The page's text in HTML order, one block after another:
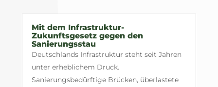
Mit dem Infrastruktur-
Zukunftsgesetz gegen den
Sanierungsstau
Deutschlands Infrastruktur steht seit Jahren
unter erheblichem Druck.
Sanierungsbedürftige Brücken, überlastete